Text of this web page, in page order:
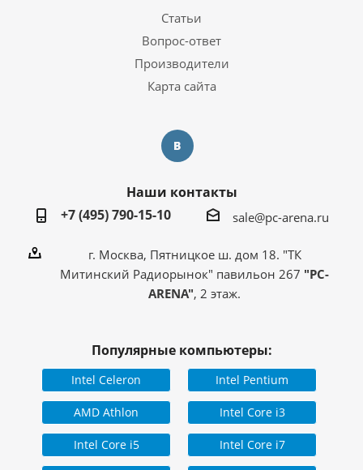
Статьи
Вопрос-ответ
Производители
Карта сайта
Наши контакты
+7 (495) 790-15-10
sale@pc-arena.ru
г. Москва, Пятницкое ш. дом 18. "ТК
Митинский Радиорынок" павильон 267 "PC-
ARENA", 2 этаж.
Популярные компьютеры:
Intel Celeron Intel Pentium
AMD Athlon Intel Core i3
Intel Core i5 Intel Core i7